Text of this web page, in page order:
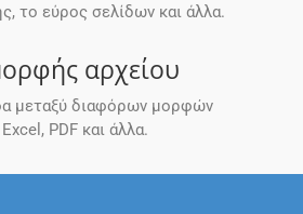
το εύρος σελίδων και άλλα.
αρχείου
μεταξύ διαφόρων μορφών
PDF και άλλα.